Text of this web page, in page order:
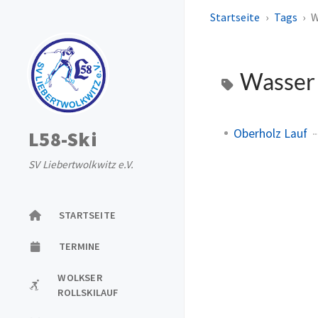
L58-Ski
SV Liebertwolkwitz e.V.
STARTSEITE
TERMINE
WOLKSER
ROLLSKILAUF
Startseite Tags
Wasser
Oberholz Lauf